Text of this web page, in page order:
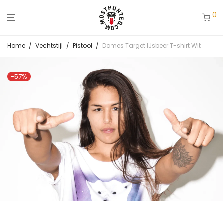
0
Home / Vechtstijl / Pistool / Dames Target IJsbeer T-shirt Wit
-57%